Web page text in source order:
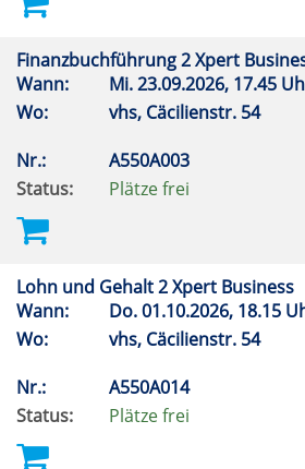
Finanzbuchführung 2 Xpert
Wann:
Mi.23.09.2026, 17.45
Wo:
vhs, Cäcilienstr. 54
Nr.:
A550A003
Status:
Plätze frei
Lohn und Gehalt 2 Xpert Business
Wann:
Do.01.10.2026, 18.15
Wo:
vhs, Cäcilienstr. 54
Nr.:
A550A014
Status:
Plätze frei